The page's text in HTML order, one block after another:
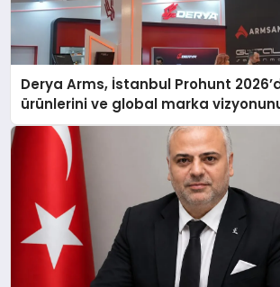
Derya Arms, İstanbul Prohunt
ürünlerini ve global marka